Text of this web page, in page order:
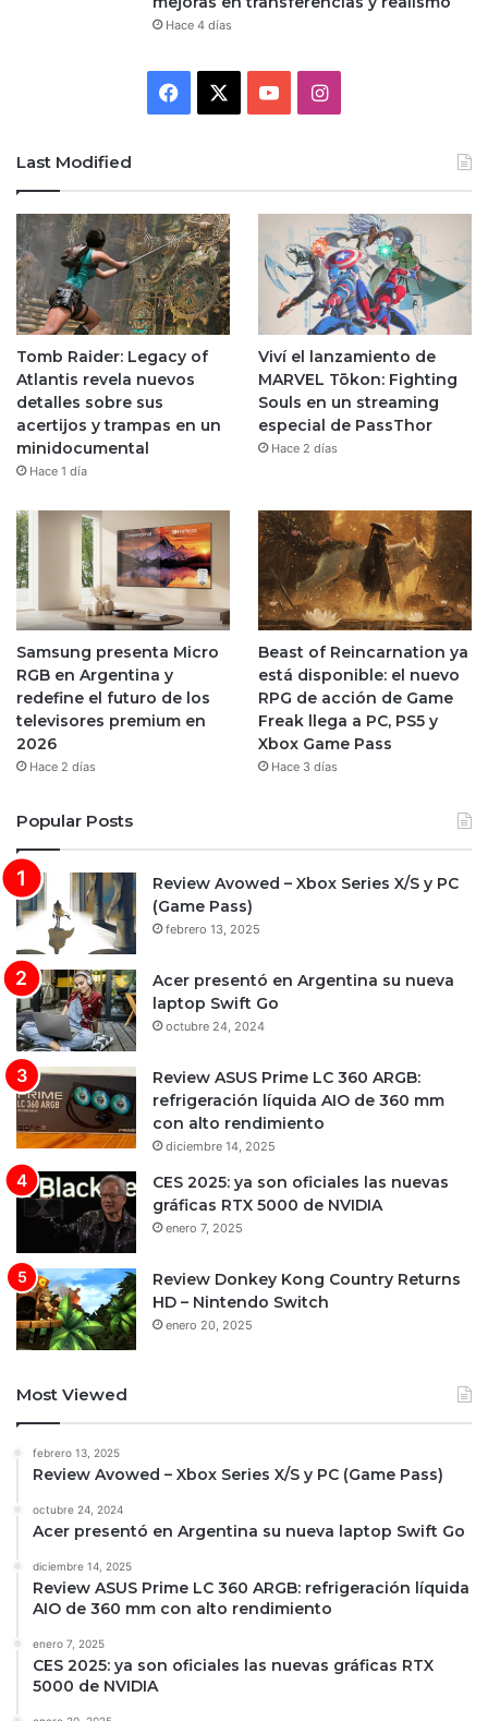
Hace 4 días
Facebook YouTubeInstagram
Last Modified
Tomb Raider: Legacy of
Atlantis revela nuevos
detalles sobre sus
acertijos y trampas en un
minidocumental
Hace 1 día
Viví el lanzamiento de
MARVEL Tōkon: Fighting
Souls en un streaming
especial de PassThor
Hace 2 días
Samsung presenta Micro
RGB en Argentina y
redefine el futuro de los
televisores premium en
2026
Hace 2 días
Beast of Reincarnation ya
está disponible: el nuevo
RPG de acción de Game
Freak llega a PC, PS5 y
Xbox Game Pass
Hace 3 días
Popular Posts
Review Avowed – Xbox Series X/S y PC
(Game Pass)
febrero 13, 2025
Acer presentó en Argentina su nueva
laptop Swift Go
octubre 24, 2024
Review ASUS Prime LC 360 ARGB:
refrigeración líquida AIO de 360 mm
con alto rendimiento
diciembre 14, 2025
CES 2025: ya son oficiales las nuevas
gráficas RTX 5000 de NVIDIA
enero 7, 2025
Review Donkey Kong Country Returns
HD – Nintendo Switch
enero 20, 2025
Most Viewed
febrero 13, 2025
Review Avowed – Xbox Series X/S y PC (Game Pass)
octubre 24, 2024
Acer presentó en Argentina su nueva laptop Swift Go
diciembre 14, 2025
Review ASUS Prime LC 360 ARGB: refrigeración líquida
AIO de 360 mm con alto rendimiento
enero 7, 2025
CES 2025: ya son oficiales las nuevas gráficas RTX
5000 de NVIDIA